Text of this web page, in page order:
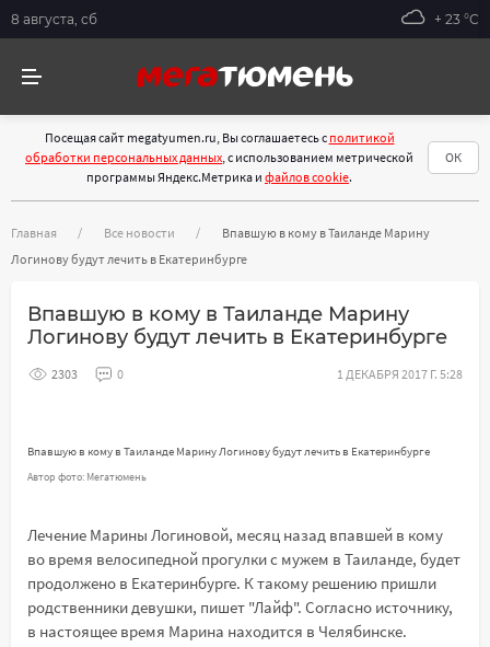
8 августа, сб + 23 °С
Посещая сайт megatyumen.ru, Вы соглашаетесь с политикой
обработки персональных данных, с использованием метрической
программы Яндекс.Метрика и файлов cookie.
ОК
Главная Все новости
Впавшую в кому в Таиланде Марину
Логинову будут лечить в Екатеринбурге
Впавшую в кому в Таиланде Марину
Логинову будут лечить в Екатеринбурге
2303 0 1 ДЕКАБРЯ 2017 Г. 5:28
Впавшую в кому в Таиланде Марину Логинову будут лечить в Екатеринбурге
Автор фото: Мегатюмень
Лечение Марины Логиновой, месяц назад впавшей в кому
во время велосипедной прогулки с мужем в Таиланде, будет
продолжено в Екатеринбурге. К такому решению пришли
родственники девушки, пишет "Лайф". Согласно источнику,
в настоящее время Марина находится в Челябинске.